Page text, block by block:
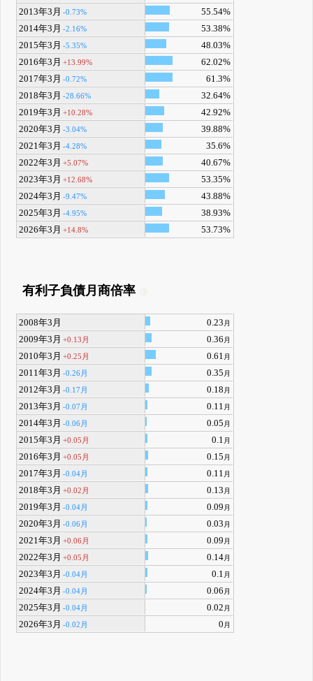
2013年3月 -0.73%
55.54%
2014年3月 -2.16%
53.38%
2015年3月 -5.35%
48.03%
2016年3月 +13.99%
62.02%
2017年3月 -0.72%
61.3%
2018年3月 -28.66%
32.64%
2019年3月 +10.28%
42.92%
2020年3月 -3.04%
39.88%
2021年3月 -4.28%
35.6%
2022年3月 +5.07%
40.67%
2023年3月 +12.68%
53.35%
2024年3月 -9.47%
43.88%
2025年3月 -4.95%
38.93%
2026年3月 +14.8% 53.73%
有利子負債月商倍率
2008年3月 0.23 月
2009年3月 +0.13月 0.36 月
2010年3月 +0.25月 0.61 月
2011年3月 -0.26月 0.35 月
2012年3月 -0.17月 0.18 月
2013年3月 -0.07月 0.11 月
2014年3月 -0.06月 0.05 月
2015年3月 +0.05月 0.1 月
2016年3月 +0.05月 0.15 月
2017年3月 -0.04月 0.11 月
2018年3月 +0.02月 0.13 月
2019年3月 -0.04月 0.09 月
2020年3月 -0.06月 0.03 月
2021年3月 +0.06月 0.09 月
2022年3月 +0.05月 0.14月
2023年3月 -0.04月 0.1 月
2024年3月 -0.04月 0.06 月
2025年3月 -0.04月 0.02 月
2026年3月 -0.02月 0 月